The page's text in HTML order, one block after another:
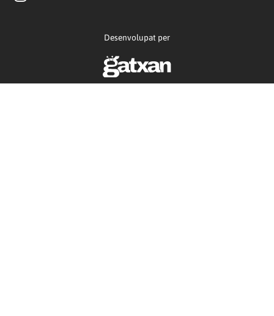
Desenvolupat per